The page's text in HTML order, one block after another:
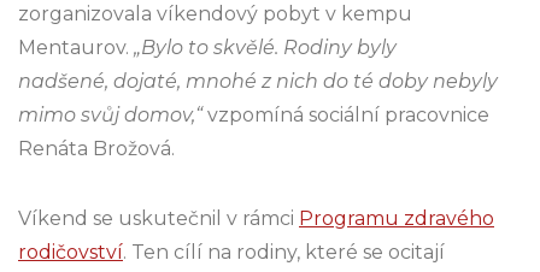
zorganizovala víkendový pobyt v kempu
Mentaurov. „Bylo to skvělé. Rodiny byly
nadšené, dojaté, mnohé z nich do té doby nebyly
mimo svůj domov,“vzpomíná sociální pracovnice
Renáta Brožová.
Víkend se uskutečnil v rámci Programu zdravého
rodičovství. Ten cílí na rodiny, které se ocitají